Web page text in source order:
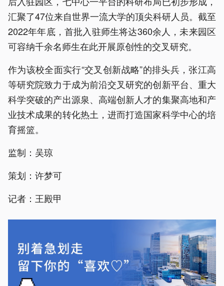
汇聚了47位来自世界一流大学的顶尖科研人员。截至
2022年年底，首批入驻师生将达360余人，未来园区
可容纳千余名师生在此开展原创性的交叉研究。
作为该校全面实行“交叉创新战略”的排头兵，张江高
等研究院致力于成为前沿交叉研究的创新平台、重大
科学突破的产出源泉、高端创新人才的集聚高地和产
业技术成果的转化热土，进而打造国家科学中心的培
育摇篮。
监制：吴琼
策划：许梦可
记者：王殿甲